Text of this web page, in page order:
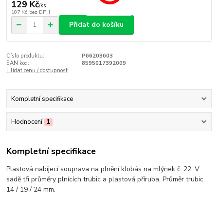
129 Kč/ks
107 Kč bez DPH
Přidat do košíku
Číslo produktu:
P66203603
EAN kód:
8595017392009
Hlídat cenu / dostupnost
Kompletní specifikace
Hodnocení 1
Kompletní specifikace
Plastová nabíjecí souprava na plnění klobás na mlýnek č. 22. V
sadě tři průměry plnících trubic a plastová příruba. Průměr trubic
14 / 19 / 24 mm.